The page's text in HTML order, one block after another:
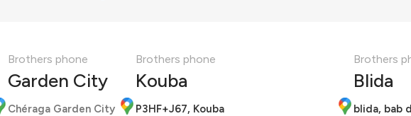
Brothers phone
Garden City
Chéraga Garden City
Brothers phone
Kouba
P3HF+J67, Kouba
Brothers
Blida
blida, bab